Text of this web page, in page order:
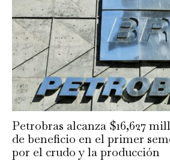
Petrobras alcanza $16,627
de beneficio en el primer
por el crudo y la producción